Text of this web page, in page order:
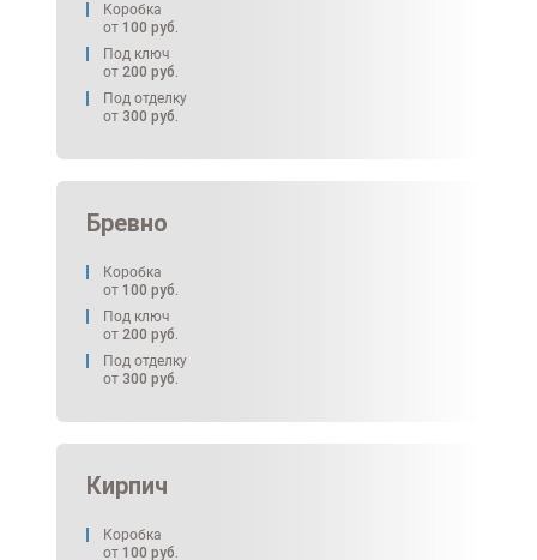
Коробка
от 100 руб.
Под ключ
от 200 руб.
Под отделку
от 300 руб.
Бревно
Коробка
от 100 руб.
Под ключ
от 200 руб.
Под отделку
от 300 руб.
Кирпич
Коробка
от 100 руб.